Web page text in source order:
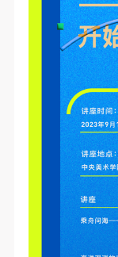
在中央美术学院
关“章程”规定享
中央美术学院
本次活动公平公
负的原则。但活
参加本次活动者
律、法规，必须
备以人为本、团
在中央美术学院
关“章程”规定享
中央美术学院
本次活动公平公
负的原则。但活
参加本次活动者
律、法规，必须
备以人为本、团
在中央美术学院
关“章程”规定享
中央美术学院
本次活动公平公
负的原则。但活
参加本次活动者
律、法规，必须
备以人为本、团